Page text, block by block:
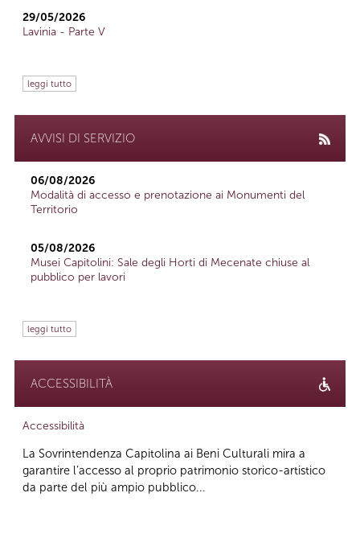
29/05/2026
Lavinia - Parte V
leggi tutto
AVVISI DI SERVIZIO
06/08/2026
Modalità di accesso e prenotazione ai Monumenti del
Territorio
05/08/2026
Musei Capitolini: Sale degli Horti di Mecenate chiuse al
pubblico per lavori
leggi tutto
ACCESSIBILITÀ
Accessibilità
La Sovrintendenza Capitolina ai Beni Culturali mira a
garantire l’accesso al proprio patrimonio storico-artistico
da parte del più ampio pubblico...